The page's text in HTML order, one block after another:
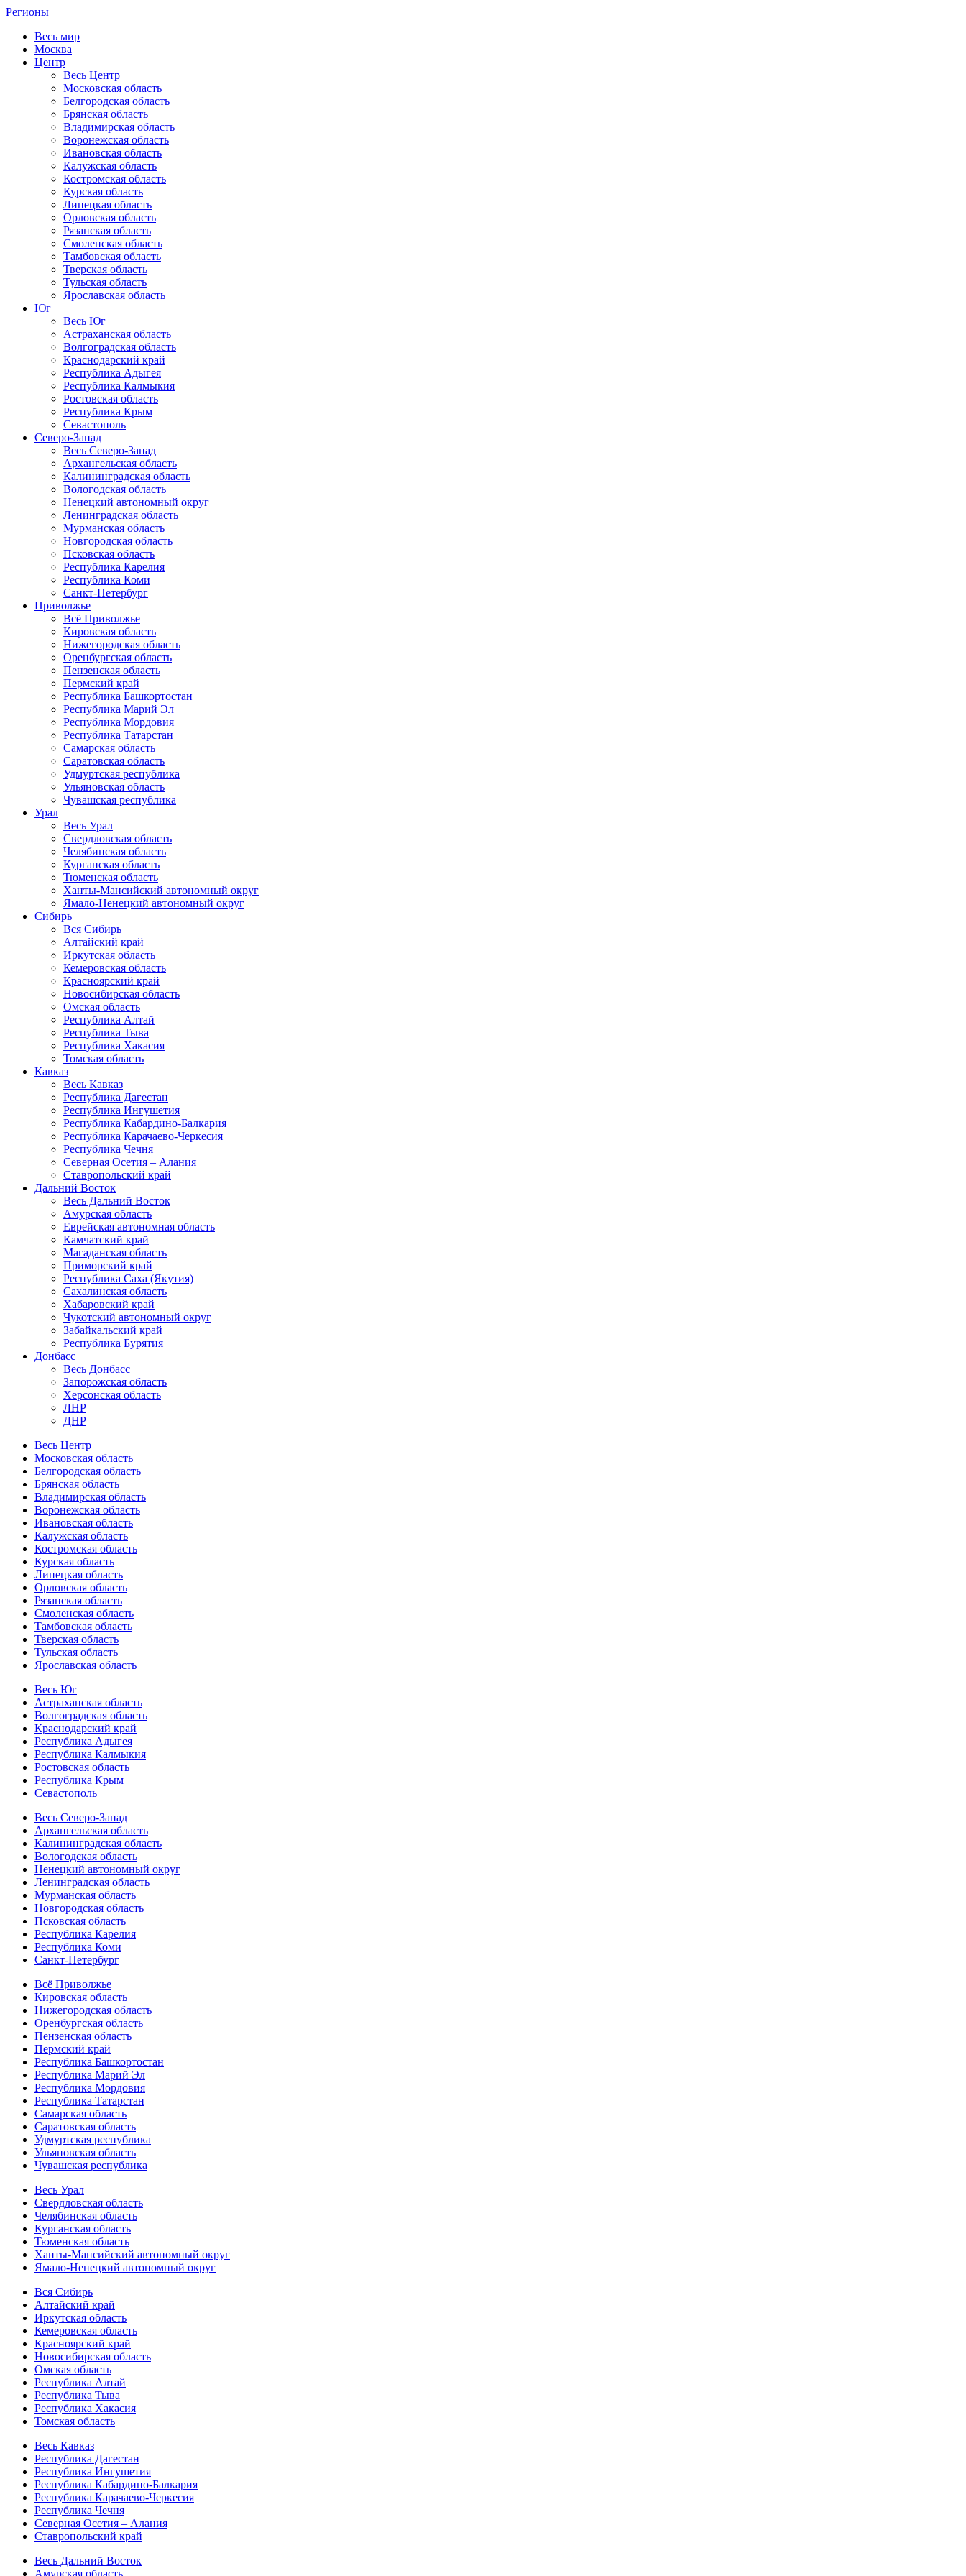
Регионы
Весь мир
Москва
Центр
Весь Центр
Московская область
Белгородская область
Брянская область
Владимирская область
Воронежская область
Ивановская область
Калужская область
Костромская область
Курская область
Липецкая область
Орловская область
Рязанская область
Смоленская область
Тамбовская область
Тверская область
Тульская область
Ярославская область
Юг
Весь Юг
Астраханская область
Волгоградская область
Краснодарский край
Республика Адыгея
Республика Калмыкия
Ростовская область
Республика Крым
Севастополь
Северо-Запад
Весь Северо-Запад
Архангельская область
Калининградская область
Вологодская область
Ненецкий автономный округ
Ленинградская область
Мурманская область
Новгородская область
Псковская область
Республика Карелия
Республика Коми
Санкт-Петербург
Приволжье
Всё Приволжье
Кировская область
Нижегородская область
Оренбургская область
Пензенская область
Пермский край
Республика Башкортостан
Республика Марий Эл
Республика Мордовия
Республика Татарстан
Самарская область
Саратовская область
Удмуртская республика
Ульяновская область
Чувашская республика
Урал
Весь Урал
Свердловская область
Челябинская область
Курганская область
Тюменская область
Ханты-Мансийский автономный округ
Ямало-Ненецкий автономный округ
Сибирь
Вся Сибирь
Алтайский край
Иркутская область
Кемеровская область
Красноярский край
Новосибирская область
Омская область
Республика Алтай
Республика Тыва
Республика Хакасия
Томская область
Кавказ
Весь Кавказ
Республика Дагестан
Республика Ингушетия
Республика Кабардино-Балкария
Республика Карачаево-Черкесия
Республика Чечня
Северная Осетия – Алания
Ставропольский край
Дальний Восток
Весь Дальний Восток
Амурская область
Еврейская автономная область
Камчатский край
Магаданская область
Приморский край
Республика Саха (Якутия)
Сахалинская область
Хабаровский край
Чукотский автономный округ
Забайкальский край
Республика Бурятия
Донбасс
Весь Донбасс
Запорожская область
Херсонская область
ЛНР
ДНР
Весь Центр
Московская область
Белгородская область
Брянская область
Владимирская область
Воронежская область
Ивановская область
Калужская область
Костромская область
Курская область
Липецкая область
Орловская область
Рязанская область
Смоленская область
Тамбовская область
Тверская область
Тульская область
Ярославская область
Весь Юг
Астраханская область
Волгоградская область
Краснодарский край
Республика Адыгея
Республика Калмыкия
Ростовская область
Республика Крым
Севастополь
Весь Северо-Запад
Архангельская область
Калининградская область
Вологодская область
Ненецкий автономный округ
Ленинградская область
Мурманская область
Новгородская область
Псковская область
Республика Карелия
Республика Коми
Санкт-Петербург
Всё Приволжье
Кировская область
Нижегородская область
Оренбургская область
Пензенская область
Пермский край
Республика Башкортостан
Республика Марий Эл
Республика Мордовия
Республика Татарстан
Самарская область
Саратовская область
Удмуртская республика
Ульяновская область
Чувашская республика
Весь Урал
Свердловская область
Челябинская область
Курганская область
Тюменская область
Ханты-Мансийский автономный округ
Ямало-Ненецкий автономный округ
Вся Сибирь
Алтайский край
Иркутская область
Кемеровская область
Красноярский край
Новосибирская область
Омская область
Республика Алтай
Республика Тыва
Республика Хакасия
Томская область
Весь Кавказ
Республика Дагестан
Республика Ингушетия
Республика Кабардино-Балкария
Республика Карачаево-Черкесия
Республика Чечня
Северная Осетия – Алания
Ставропольский край
Весь Дальний Восток
Амурская область